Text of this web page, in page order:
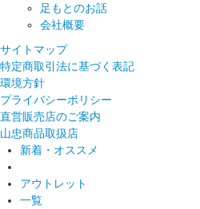
足もとのお話
会社概要
サイトマップ
特定商取引法に基づく表記
環境方針
プライバシーポリシー
直営販売店のご案内
山忠商品取扱店
新着・オススメ
アウトレット
一覧